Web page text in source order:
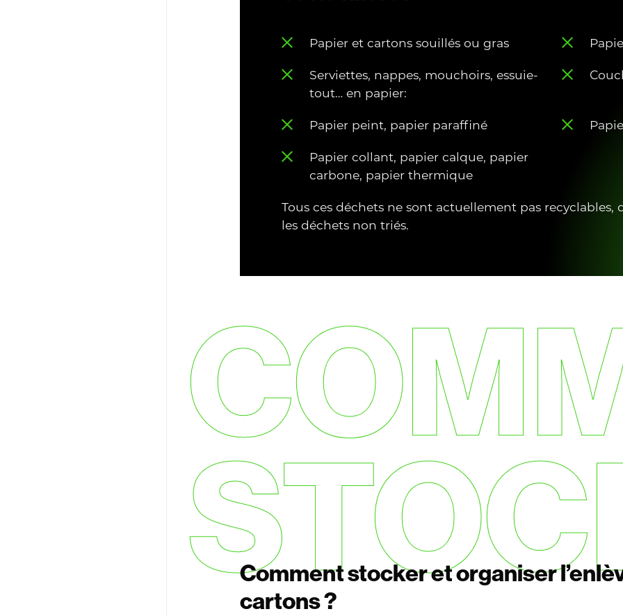
Papier et cartons souillés ou gras
Serviettes, nappes, mouchoirs, essuie-
tout… en papier:
Papier peint, papier paraffiné
Papier collant, papier calque, papier
carbone, papier thermique
Tous ces déchets ne sont actuellement pas
les déchets non triés.
Comment stocker et organiser
cartons ?